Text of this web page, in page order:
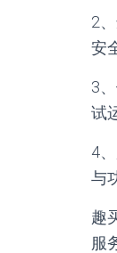
2
安
3
试
4
与
趣
服